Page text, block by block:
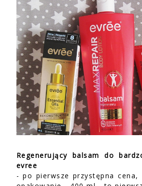
Regenerujący balsam do
evree
- po pierwsze przystępna cena,